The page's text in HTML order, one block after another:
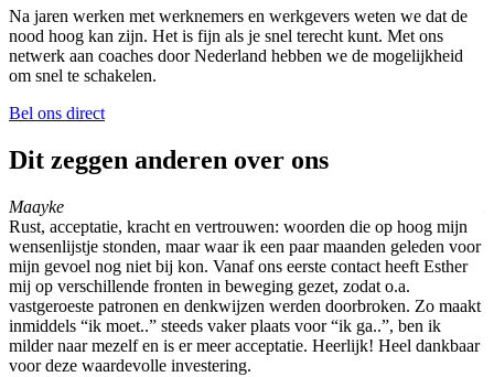
Na jaren werken met werknemers en werkgevers weten we dat de
nood hoog kan zijn. Het is fijn als je snel terecht kunt. Met ons
netwerk aan coaches door Nederland hebben we de mogelijkheid
om snel te schakelen.
Bel ons direct
Dit zeggen anderen over ons
Maayke
Rust, acceptatie, kracht en vertrouwen: woorden die op hoog mijn
wensenlijstje stonden, maar waar ik een paar maanden geleden voor
mijn gevoel nog niet bij kon. Vanaf ons eerste contact heeft Esther
mij op verschillende fronten in beweging gezet, zodat o.a.
vastgeroeste patronen en denkwijzen werden doorbroken. Zo maakt
inmiddels “ik moet..” steeds vaker plaats voor “ik ga..”, ben ik
milder naar mezelf en is er meer acceptatie. Heerlijk! Heel dankbaar
voor deze waardevolle investering.